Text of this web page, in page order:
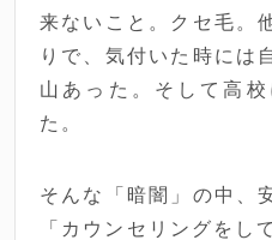
来ないこと。クセ毛。
りで、気付いた時には
山あった。そして高
た。
そんな「暗闇」の中、
「カウンセリングをし